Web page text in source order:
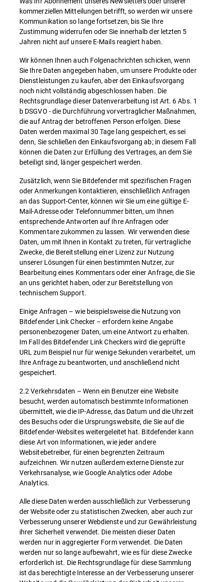
kommerziellen Mitteilungen betrifft, so werden wir unsere
Kommunikation so lange fortsetzen, bis Sie Ihre
Zustimmung widerrufen oder Sie innerhalb der letzten 5
Jahren nicht auf unsere E-Mails reagiert haben.
Wir können Ihnen auch Folgenachrichten schicken, wenn
Sie Ihre Daten angegeben haben, um unsere Produkte oder
Dienstleistungen zu kaufen, aber den Einkaufsvorgang
noch nicht vollständig abgeschlossen haben. Die
Rechtsgrundlage dieser Datenverarbeitung ist Art. 6 Abs. 1
b DSGVO - die Durchführung vorvertraglicher Maßnahmen,
die auf Antrag der betroffenen Person erfolgen. Diese
Daten werden maximal 30 Tage lang gespeichert, es sei
denn, Sie schließen den Einkaufsvorgang ab; in diesem Fall
können die Daten zur Erfüllung des Vertrages, an dem Sie
beteiligt sind, länger gespeichert werden.
Zusätzlich, wenn Sie Bitdefender mit spezifischen Fragen
oder Anmerkungen kontaktieren, einschließlich Anfragen
an das Support-Center, können wir Sie um eine gültige E-
Mail-Adresse oder Telefonnummer bitten, um Ihnen
entsprechende Antworten auf Ihre Anfragen oder
Kommentare zukommen zu lassen. Wir verwenden diese
Daten, um mit Ihnen in Kontakt zu treten, für vertragliche
Zwecke, die Bereitstellung einer Lizenz zur Nutzung
unserer Lösungen für einen bestimmten Nutzer, zur
Bearbeitung eines Kommentars oder einer Anfrage, die Sie
an uns gerichtet haben, oder zur Bereitstellung von
technischem Support.
Einige Anfragen – wie beispielsweise die Nutzung von
Bitdefender Link Checker – erfordern keine Angabe
personenbezogener Daten, um eine Antwort zu erhalten.
Im Fall des Bitdefender Link Checkers wird die geprüfte
URL zum Beispiel nur für wenige Sekunden verarbeitet, um
Ihre Anfrage zu beantworten, und anschließend nicht
gespeichert.
2.2 Verkehrsdaten – Wenn ein Benutzer eine Website
besucht, werden automatisch bestimmte Informationen
übermittelt, wie die IP-Adresse, das Datum und die Uhrzeit
des Besuchs oder die Ursprungswebsite, die Sie auf die
Bitdefender-Websites weitergeleitet hat. Bitdefender kann
diese Art von Informationen, wie jeder andere
Websitebetreiber, für einen begrenzten Zeitraum
aufzeichnen. Wir nutzen außerdem externe Dienste zur
Verkehrsanalyse, wie Google Analytics oder Adobe
Analytics.
Alle diese Daten werden ausschließlich zur Verbesserung
der Website oder zu statistischen Zwecken, aber auch zur
Verbesserung unserer Webdienste und zur Gewährleistung
ihrer Sicherheit verwendet. Die meisten dieser Daten
werden nur in aggregierter Form verwendet. Die Daten
werden nur so lange aufbewahrt, wie es für diese Zwecke
erforderlich ist. Die Rechtsgrundlage für diese Sammlung
ist das berechtigte Interesse an der Verbesserung unserer